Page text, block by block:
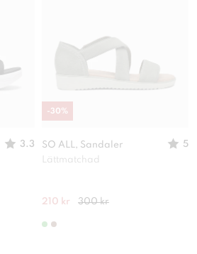
3.3 SO ALL, Sandaler
5
Lättmatchad
210 kr 300 kr
-30%